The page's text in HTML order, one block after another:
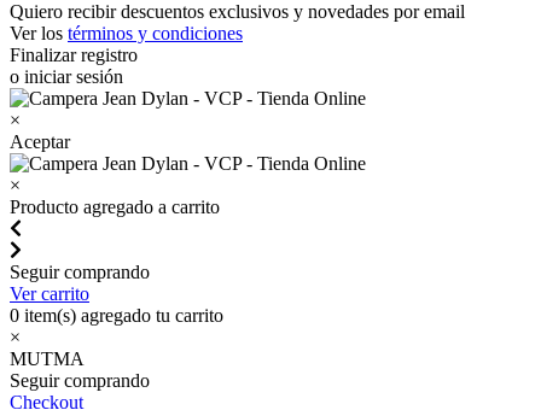
Quiero recibir descuentos exclusivos y novedades por email
Ver los términos y condiciones
Finalizar registro
o iniciar sesión
×
Aceptar
×
Producto agregado a carrito
Seguir comprando
Ver carrito
0 item(s) agregado tu carrito
×
MUTMA
Seguir comprando
Checkout